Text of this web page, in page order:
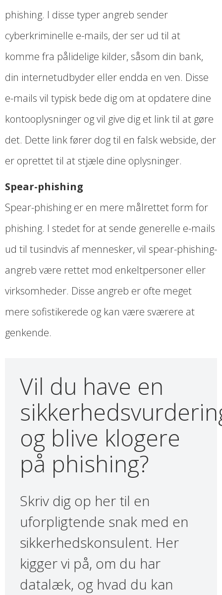
phishing. I disse typer angreb sender
cyberkriminelle e-mails, der ser ud til at
komme fra pålidelige kilder, såsom din bank,
din internetudbyder eller endda en ven. Disse
e-mails vil typisk bede dig om at opdatere dine
kontooplysninger og vil give dig et link til at gøre
det. Dette link fører dog til en falsk webside, der
er oprettet til at stjæle dine oplysninger.
Spear-phishing
Spear-phishing er en mere målrettet form for
phishing. I stedet for at sende generelle e-mails
ud til tusindvis af mennesker, vil spear-phishing-
angreb være rettet mod enkeltpersoner eller
virksomheder. Disse angreb er ofte meget
mere sofistikerede og kan være sværere at
genkende.
Vil du have en
og blive klogere
på phishing?
Skriv dig op her til en
uforpligtende snak med en
sikkerhedskonsulent. Her
kigger vi på, om du har
datalæk, og hvad du kan